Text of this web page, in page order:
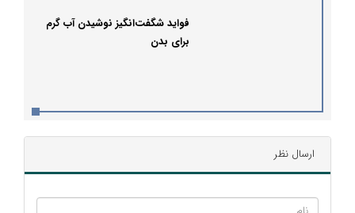
فواید شگفت‌انگیز نوشیدن آب گرم
برای بدن
ارسال نظر